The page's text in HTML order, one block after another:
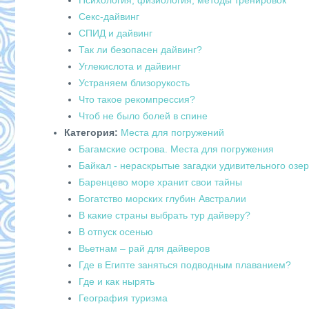
Секс-дайвинг
СПИД и дайвинг
Так ли безопасен дайвинг?
Углекислота и дайвинг
Устраняем близорукость
Что такое рекомпрессия?
Чтоб не было болей в спине
Категория: Места для погружений
Багамские острова. Места для погружения
Байкал - нераскрытые загадки удивительного
Баренцево море хранит свои тайны
Богатство морских глубин Австралии
В какие страны выбрать тур дайверу?
В отпуск осенью
Вьетнам – рай для дайверов
Где в Египте заняться подводным плаванием?
Где и как нырять
География туризма